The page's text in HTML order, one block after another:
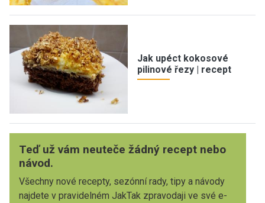
Jak upéct kokosové
pilinové řezy | recept
Teď už vám neuteče žádný recept nebo
návod.
Všechny nové recepty, sezónní rady, tipy a návody
najdete v pravidelném JakTak zpravodaji ve své e-